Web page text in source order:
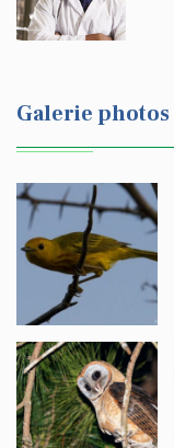
Galerie photos